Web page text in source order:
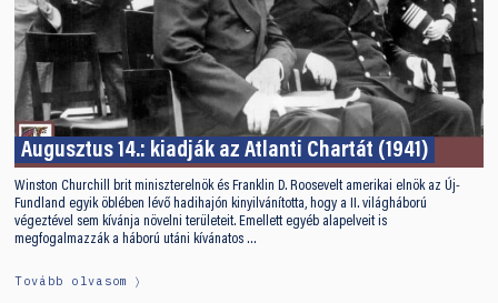
Augusztus 14.: kiadják az Atlanti Chartát (1941)
Winston Churchill brit miniszterelnök és Franklin D. Roosevelt amerikai elnök az Új-
Fundland egyik öblében lévő hadihajón kinyilvánította, hogy a II. világháború
végeztével sem kívánja növelni területeit. Emellett egyéb alapelveit is
megfogalmazzák a háború utáni kívánatos …
Tovább olvasom